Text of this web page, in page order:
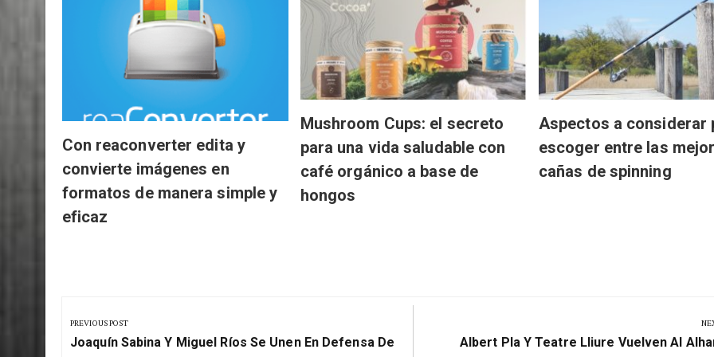
Con reaconverter edita y
convierte imágenes en
formatos de manera simple y
Mushroom Cups: el secreto
para una vida saludable con
café orgánico a base de
Aspectos a considerar
escoger entre las
Navegación